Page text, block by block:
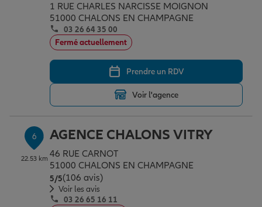
1 RUE CHARLES NARCISSE MOIGNON
51000 CHALONS EN CHAMPAGNE
03 26 64 35 00
Fermé actuellement
Prendre un RDV
Voir l'agence
6
22.53 km
AGENCE CHALONS VITRY
46 RUE CARNOT
51000 CHALONS EN CHAMPAGNE
5/5Note de 5 sur 5
(106 avis)
Voir les avis
03 26 65 16 11